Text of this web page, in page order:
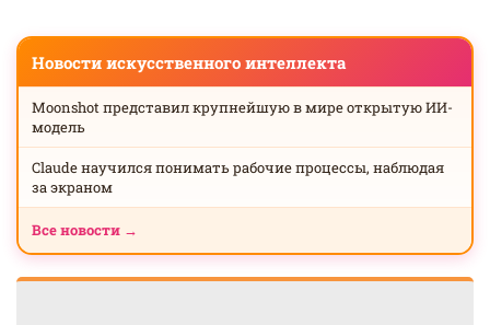
Новости искусственного интеллекта
Moonshot представил крупнейшую в мире открытую ИИ-
модель
Claude научился понимать рабочие процессы, наблюдая
за экраном
Все новости →